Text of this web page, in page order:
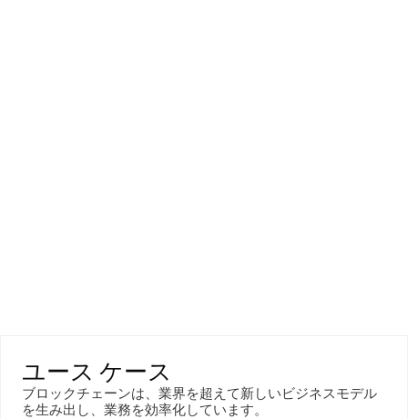
ユース ケース
ブロックチェーンは、業界を超えて新しいビジネスモデル
を生み出し、業務を効率化しています。